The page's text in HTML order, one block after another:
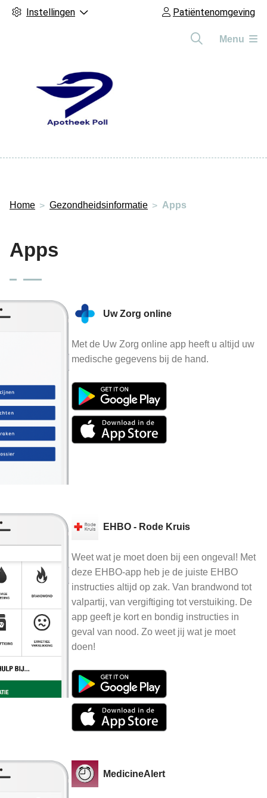
Instellingen Patiëntenomgeving
Menu
Home Gezondheidsinformatie Apps
Apps
Uw Zorg online
Met de Uw Zorg online app heeft u altijd uw
medische gegevens bij de hand.
EHBO - Rode Kruis
Weet wat je moet doen bij een ongeval! Met
deze EHBO-app heb je de juiste EHBO
instructies altijd op zak. Van brandwond tot
valpartij, van vergiftiging tot verstuiking. De
app geeft je kort en bondig instructies in
geval van nood. Zo weet jij wat je moet
doen!
MedicineAlert